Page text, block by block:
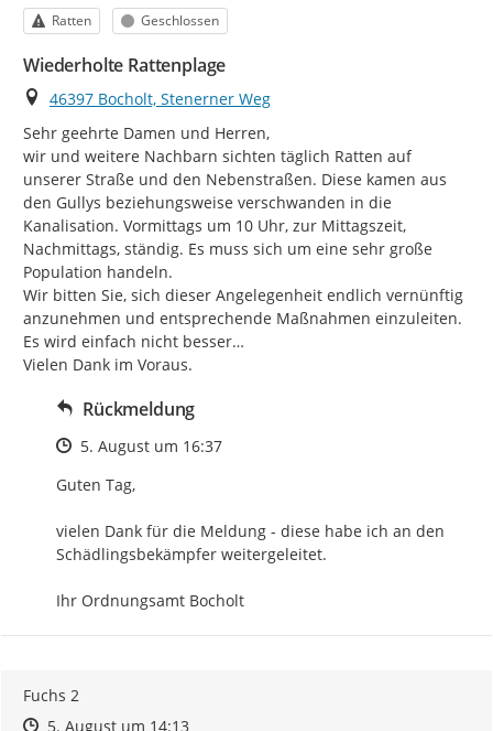
Kategorie
Ratten Status
Geschlossen
Wiederholte Rattenplage
Ort
46397 Bocholt, Stenerner Weg
Sehr geehrte Damen und Herren,
wir und weitere Nachbarn sichten täglich Ratten auf
unserer Straße und den Nebenstraßen. Diese kamen aus
den Gullys beziehungsweise verschwanden in die
Kanalisation. Vormittags um 10 Uhr, zur Mittagszeit,
Nachmittags, ständig. Es muss sich um eine sehr große
Population handeln.
Wir bitten Sie, sich dieser Angelegenheit endlich vernünftig
anzunehmen und entsprechende Maßnahmen einzuleiten.
Es wird einfach nicht besser…
Vielen Dank im Voraus.
Rückmeldung
Zeitpunkt des Erstellens
5. August um 16:37
Guten Tag,
vielen Dank für die Meldung - diese habe ich an den
Schädlingsbekämpfer weitergeleitet.
Ihr Ordnungsamt Bocholt
Fuchs 2
Zeitpunkt des Erstellens
Zeitpunkt des Erstellens
5. August um 14:13Zur Äußerung